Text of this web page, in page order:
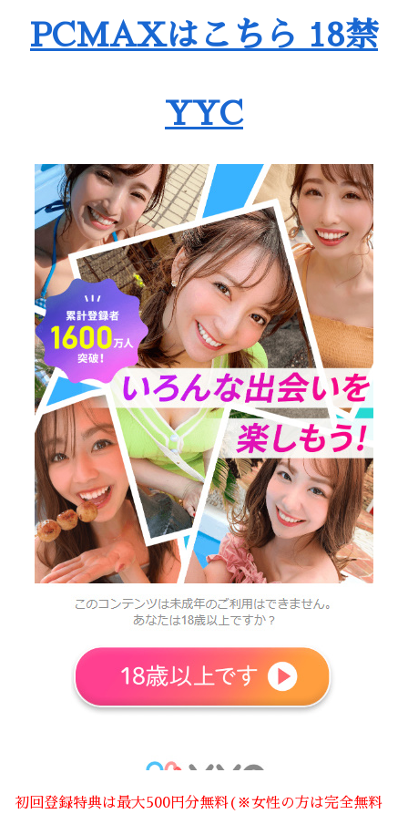
PCMAXはこちら 18禁
YYC
初回登録特典は最大500円分無料(※女性の方は完全無料